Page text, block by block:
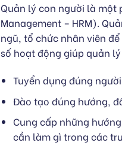
Quản lý con người là một
Management – HRM).
ngũ, tổ chức nhân viên
số hoạt động giúp quản
Tuyển dụng đúng
Đào tạo đúng hướng,
Cung cấp những
cần làm gì trong các